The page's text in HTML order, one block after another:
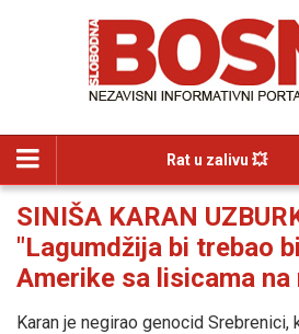
Rat u zalivu 💥
SINIŠA KARAN
"Lagumdžija bi trebao
Amerike sa lisicama na
Karan je negirao genocid Srebrenici,